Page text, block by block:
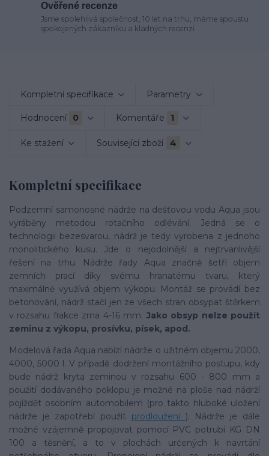
Ověřené recenze
Jsme spolehlivá společnost, 10 let na trhu, máme spoustu
spokojených zákazníku a kladných recenzí
Kompletní specifikace Parametry
Hodnocení 0 Komentáře 1
Ke stažení Související zboží 4
Kompletní specifikace
Podzemní samonosné nádrže na dešťovou vodu Aqua jsou
vyráběny metodou rotačního odlévání. Jedná se o
technologii bezesvarou, nádrž je tedy vyrobena z jednoho
monolitického kusu. Jde o nejodolnější a nejtrvanlivější
řešení na trhu. Nádrže řady Aqua značně šetří objem
zemních prací díky svému hranatému tvaru, který
maximálně využívá objem výkopu. Montáž se provádí bez
betonování, nádrž stačí jen ze všech stran obsypat štěrkem
v rozsahu frakce zrna 4-16 mm. Jako obsyp nelze použít
zeminu z výkopu, prosívku, písek, apod.
Modelová řada Aqua nabízí nádrže o užitném objemu 2000,
4000, 5000 l. V případě dodržení montážního postupu, kdy
bude nádrž kryta zeminou v rozsahu 600 - 800 mm a
použití dodávaného poklopu je možné na ploše nad nádrží
pojíždět osobním automobilem (pro takto hluboké uložení
nádrže je zapotřebí použít prodloužení ). Nádrže je dále
možné vzájemně propojovat pomocí PVC potrubí KG DN
100 a těsnění, a to v plochách určených k navrtání